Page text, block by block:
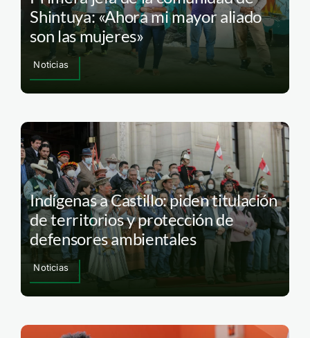
Shintuya: «Ahora mi mayor aliado
son las mujeres»
Noticias
Indígenas a Castillo: piden titulación
de territorios y protección de
defensores ambientales
Noticias